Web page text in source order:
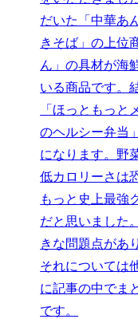
だいた「中華あ
きそば」の上位
ん」の具材が海
いる商品です。
「ほっともっと
のヘルシー弁当
になります。野
低カロリーさは
もっと史上最強
だと思いました
きな問題点があ
それについては
に記事の中でま
です。